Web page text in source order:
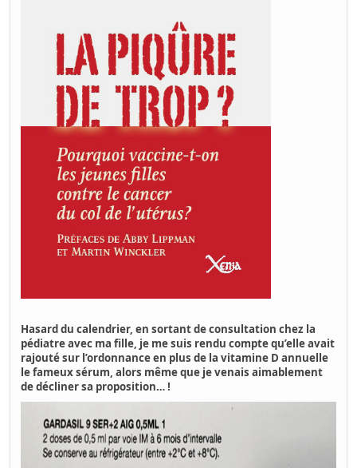
Hasard du calendrier, en sortant de consultation chez la
pédiatre avec ma fille, je me suis rendu compte qu’elle avait
rajouté sur l’ordonnance en plus de la vitamine D annuelle
le fameux sérum, alors même que je venais aimablement
de décliner sa proposition… !